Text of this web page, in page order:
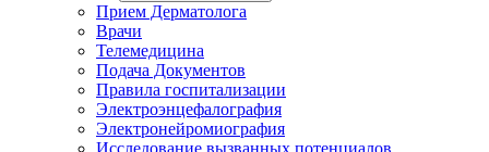
Прием Дерматолога
Врачи
Телемедицина
Подача Документов
Правила госпитализации
Электроэнцефалография
Электронейромиография
Исследование вызванных потенциалов